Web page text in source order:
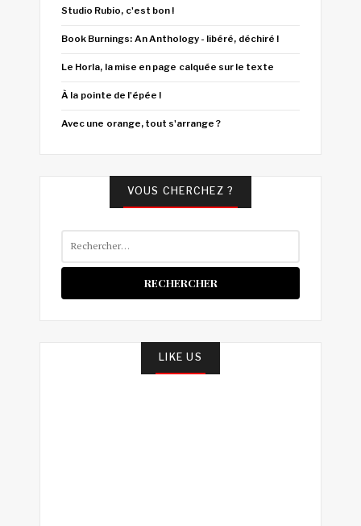
Studio Rubio, c'est bon !
Book Burnings: An Anthology - libéré, déchiré !
Le Horla, la mise en page calquée sur le texte
À la pointe de l'épée !
Avec une orange, tout s'arrange ?
VOUS CHERCHEZ ?
LIKE US